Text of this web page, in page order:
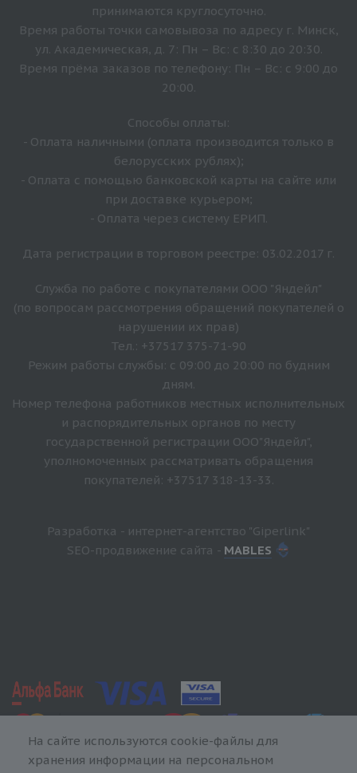
принимаются круглосуточно.
Время работы точки самовывоза по адресу г. Минск,
ул. Академическая, д. 7: Пн – Вс: с 8:30 до 20:30.
Время прёма заказов по телефону: Пн – Вс: с 9:00 до
20:00.
Способы оплаты:
- Оплата наличными (оплата производится только в
белорусских рублях);
- Оплата с помощью банковской карты на сайте или
при доставке курьером;
- Оплата через систему ЕРИП.
Дата регистрации в торговом реестре: 03.02.2017 г.
Служба по работе с покупателями ООО "Яндейл"
(по вопросам рассмотрения обращений покупателей о
нарушении их прав)
Тел.: +37517 375-71-90
Режим работы службы: с 09:00 до 20:00 по будним
дням.
Номер телефона работников местных исполнительных
и распорядительных органов по месту
государственной регистрации ООО"Яндейл",
уполномоченных рассматривать обращения
покупателей: +37517 318-13-33.
Разработка - интернет-агентство "Giperlink"
SEO-продвижение сайта - MABLES
На сайте используются cookie-файлы для
хранения информации на персональном